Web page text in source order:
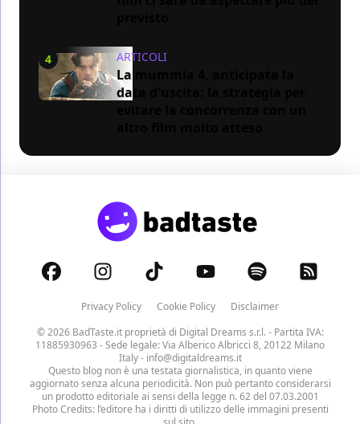
4 ARTICOLI
La mummia 4, anticipata la
data d'uscita: la strategia per
Privacy Policy Cookie Policy
Disclaimer
© 2026 BadTaste.it proprietà di Digital Dreams s.r.l.- Partita IVA:
11885930963 - Sede legale: Via Alberico Albricci 8, 20122 Milano
Italy - info@digitaldreams.it
Questo blog non è una testata giornalistica, in quanto viene
aggiornato senza alcuna periodicità. Non può pertanto considerarsi
un prodotto editoriale ai sensi della legge n. 62 del 07.03.2001
Photo Credits: l’editore ha i diritti di utilizzo delle immagini presenti